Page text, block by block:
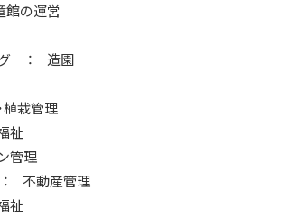
館の運営
グ ： 造園
栽管理
祉
管理
不動産管理
祉